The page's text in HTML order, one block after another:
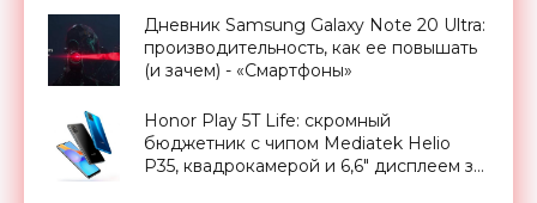
Дневник Samsung Galaxy Note 20 Ultra:
производительность, как ее повышать
(и зачем) - «Смартфоны»
Honor Play 5T Life: скромный
бюджетник с чипом Mediatek Helio
P35, квадрокамерой и 6,6" дисплеем за